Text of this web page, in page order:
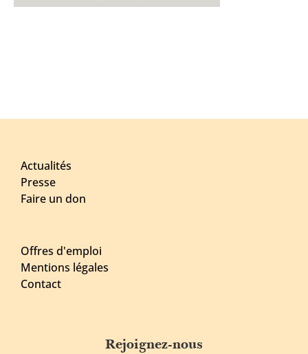
Actualités
Presse
Faire un don
Offres d'emploi
Mentions légales
Contact
Rejoignez-nous